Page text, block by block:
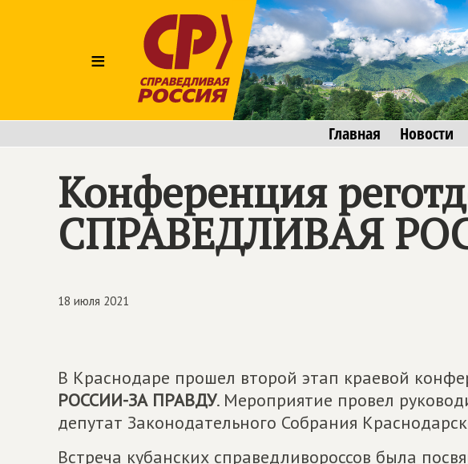
≡
Главная Новости
Конференция
СПРАВЕДЛИВАЯ
18 июля 2021
В Краснодаре прошел второй этап краевой
РОССИИ-ЗА ПРАВДУ. Мероприятие провел
депутат Законодательного Собрания
Встреча кубанских справедливороссов была